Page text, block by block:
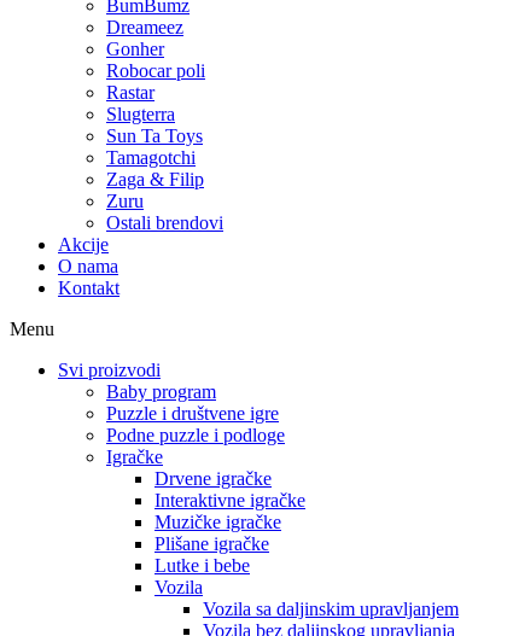
BumBumz
Dreameez
Gonher
Robocar poli
Rastar
Slugterra
Sun Ta Toys
Tamagotchi
Zaga & Filip
Zuru
Ostali brendovi
Akcije
O nama
Kontakt
Menu
Svi proizvodi
Baby program
Puzzle i društvene igre
Podne puzzle i podloge
Igračke
Drvene igračke
Interaktivne igračke
Muzičke igračke
Plišane igračke
Lutke i bebe
Vozila
Vozila sa daljinskim upravljanjem
Vozila bez daljinskog upravljanja